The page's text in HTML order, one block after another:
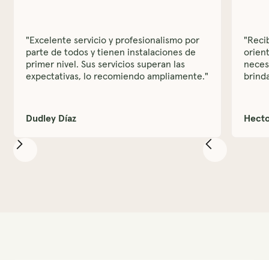
"Excelente servicio y profesionalismo por
parte de todos y tienen instalaciones de
primer nivel. Sus servicios superan las
expectativas, lo recomiendo ampliamente."
Dudley Díaz